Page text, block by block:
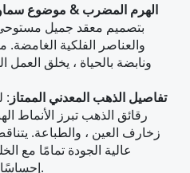
الهرم المضرب & موضوع
بتصميم معقد جميل مستوحى
والعناصر الفلكية
ونابضة بالحياة ، يخلق العمل
تفاصيل الذهب المعدني الممتاز :
رقائق الذهب تبرز الأنماط
زخارف العين ، والطباعة.
عالية الجودة تمامًا مع
إحساسًا فاخرًا وراقيًا إلى العبوة.